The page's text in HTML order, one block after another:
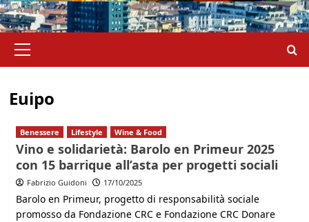
principale
Euipo
Benessere Lifestyle Wine & Food
Vino e solidarietà: Barolo en Primeur 2025
con 15 barrique all’asta per progetti sociali
Fabrizio Guidoni 17/10/2025
Barolo en Primeur, progetto di responsabilità sociale
promosso da Fondazione CRC e Fondazione CRC Donare